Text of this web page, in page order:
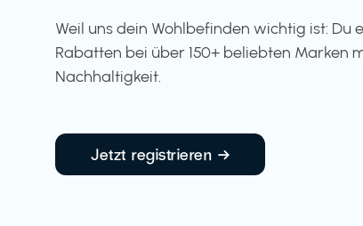
Weil uns dein Wohlbefinden wichtig ist: Du
Rabatten bei über 150+ beliebten Marken
Nachhaltigkeit.
Jetzt registrieren →